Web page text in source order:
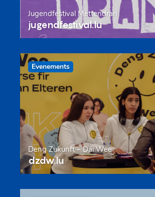
Jugendfestival Mëttendran
jugendfestival.lu
Evenements
Deng Zukunft – Däi Wee
dzdw.lu